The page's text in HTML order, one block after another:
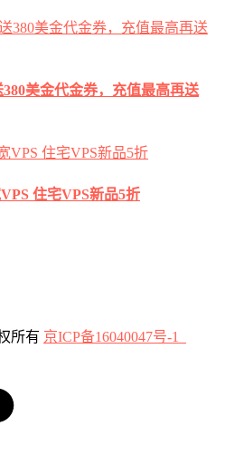
美金代金券，充值最高再送
住宅VPS新品5折
所有 京ICP备16040047号-1